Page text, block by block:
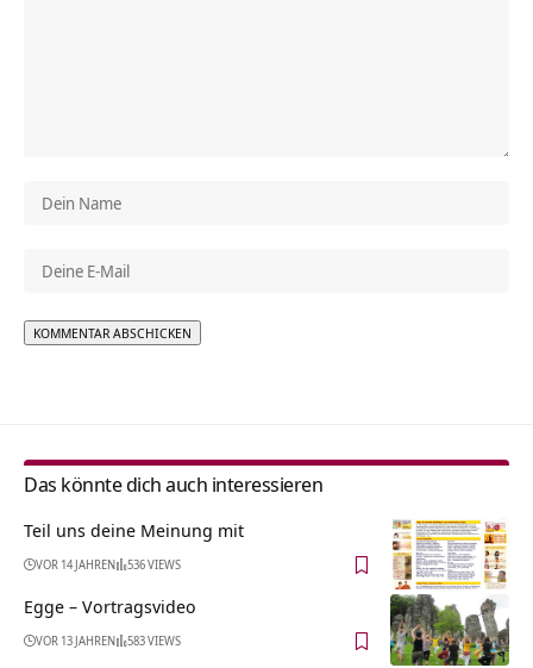
Das könnte dich auch interessieren
Teil uns deine Meinung mit
VOR 14 JAHREN 536 VIEWS
Egge‏‎ – Vortragsvideo
VOR 13 JAHREN 583 VIEWS